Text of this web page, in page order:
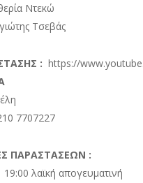
Ντεκώ
Τσεβάς
: https://
7707227
ΠΑΡΑΣΤΑΣΕΩΝ :
λαϊκή απογευματινή